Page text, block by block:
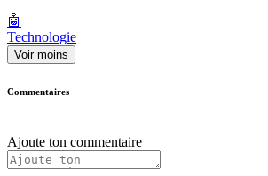
🤖
Technologie
Voir moins
Commentaires
Ajoute ton commentaire